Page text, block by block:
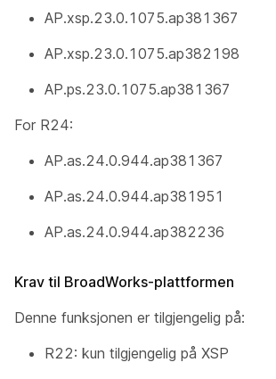
AP.xsp.23.0.1075.ap381367
AP.xsp.23.0.1075.ap382198
AP.ps.23.0.1075.ap381367
For R24:
AP.as.24.0.944.ap381367
AP.as.24.0.944.ap381951
AP.as.24.0.944.ap382236
Krav til BroadWorks-plattformen
Denne funksjonen er tilgjengelig på:
R22: kun tilgjengelig på XSP